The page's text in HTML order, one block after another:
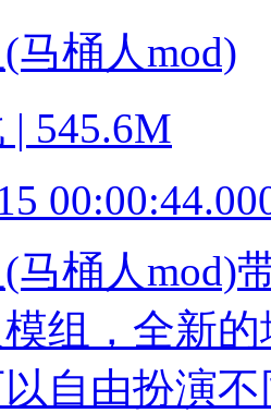
马桶人mod)
545.6M
马桶人mod)
组，全新
自由扮演